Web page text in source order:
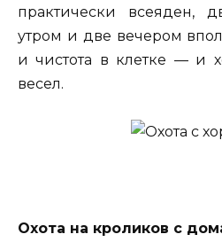
практически всеяден,
утром и две вечером
и чистота в клетке — и
весел.
Охота на кроликов с